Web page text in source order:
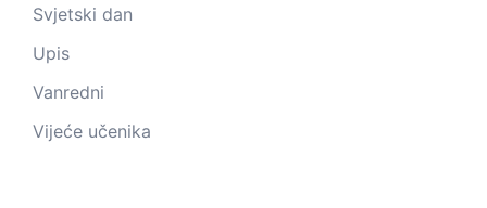
Svjetski dan
Upis
Vanredni
Vijeće učenika